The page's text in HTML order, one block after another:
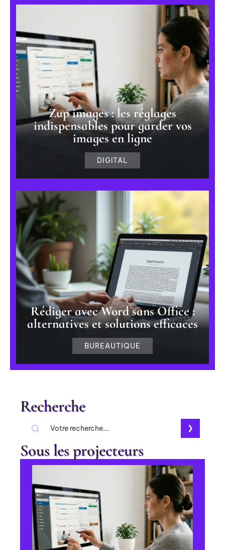
Zup images : les réglages
indispensables pour garder vos
images en ligne
DIGITAL
Rédiger avec Word sans Office :
alternatives et solutions efficaces
BUREAUTIQUE
Recherche
Sous les projecteurs